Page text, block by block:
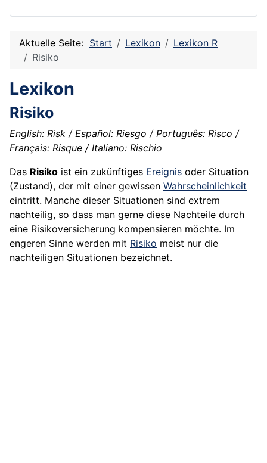
Aktuelle Seite: Start Lexikon
Lexikon R
Risiko
Lexikon
Risiko
English: Risk / Español: Riesgo / Português: Risco /
Français: Risque / Italiano: Rischio
Das Risiko ist ein zukünftiges Ereignis oder Situation
(Zustand), der mit einer gewissen Wahrscheinlichkeit
eintritt. Manche dieser Situationen sind extrem
nachteilig, so dass man gerne diese Nachteile durch
eine Risikoversicherung kompensieren möchte. Im
engeren Sinne werden mit Risiko meist nur die
nachteiligen Situationen bezeichnet.